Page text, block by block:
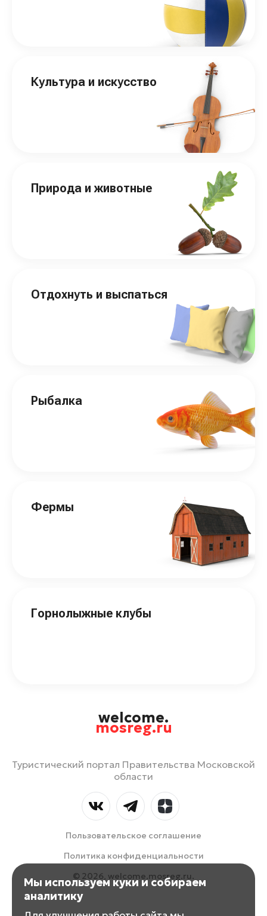
Культура и искусство
Природа и животные
Отдохнуть и выспаться
Рыбалка
Фермы
Горнолыжные клубы
welcome.
mosreg.ru
Туристический портал Правительства Московской
области
Пользовательское соглашение
Политика конфиденциальности
© 2026, welcome.mosreg.ru.
Мы используем куки и собираем
аналитику